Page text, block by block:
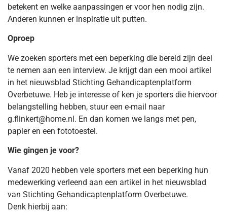
betekent en welke aanpassingen er voor hen nodig zijn.
Anderen kunnen er inspiratie uit putten.
Oproep
We zoeken sporters met een beperking die bereid zijn deel
te nemen aan een interview. Je krijgt dan een mooi artikel
in het nieuwsblad Stichting Gehandicaptenplatform
Overbetuwe. Heb je interesse of ken je sporters die hiervoor
belangstelling hebben, stuur een e-mail naar
g.flinkert@home.nl. En dan komen we langs met pen,
papier en een fototoestel.
Wie gingen je voor?
Vanaf 2020 hebben vele sporters met een beperking hun
medewerking verleend aan een artikel in het nieuwsblad
van Stichting Gehandicaptenplatform Overbetuwe.
Denk hierbij aan: